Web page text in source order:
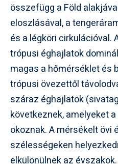
összefügg a Föld
eloszlásával, a
és a légköri cirkulációval.
trópusi éghajlatok
magas a hőmérséklet és
trópusi övezettől
száraz éghajlatok
következnek, amelyeket
okoznak. A mérsékelt övi
szélességeken
elkülönülnek az